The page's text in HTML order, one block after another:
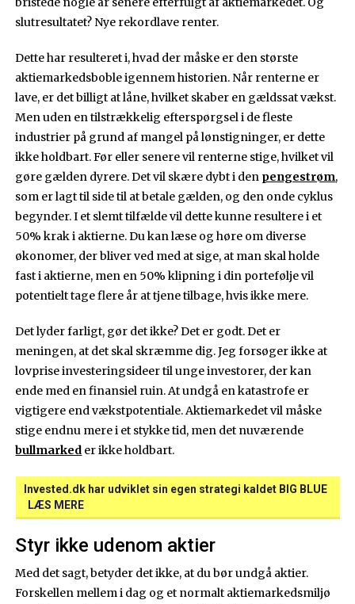
slutresultatet? Nye rekordlave renter.
Dette har resulteret i, hvad der måske er den største
aktiemarkedsboble igennem historien. Når renterne er
lave, er det billigt at låne, hvilket skaber en gældssat vækst.
Men uden en tilstrækkelig efterspørgsel i de fleste
industrier på grund af mangel på lønstigninger, er dette
ikke holdbart. Før eller senere vil renterne stige, hvilket vil
gøre gælden dyrere. Det vil skære dybt i den pengestrøm,
som er lagt til side til at betale gælden, og den onde cyklus
begynder. I et slemt tilfælde vil dette kunne resultere i et
50% krak i aktierne. Du kan læse og høre om diverse
økonomer, der bliver ved med at sige, at man skal holde
fast i aktierne, men en 50% klipning i din portefølje vil
potentielt tage flere år at tjene tilbage, hvis ikke mere.
Det lyder farligt, gør det ikke? Det er godt. Det er
meningen, at det skal skræmme dig. Jeg forsøger ikke at
lovprise investeringsideer til unge investorer, der kan
ende med en finansiel ruin. At undgå en katastrofe er
vigtigere end vækstpotentiale. Aktiemarkedet vil måske
stige endnu mere i et stykke tid, men det nuværende
bullmarked er ikke holdbart.
Invested.dk har udviklet sin egen strategi kaldet BIG BLUE
LÆS MERE
Styr ikke udenom aktier
Med det sagt, betyder det ikke, at du bør undgå aktier.
Forskellen mellem i dag og et normalt aktiemarkedsmiljø